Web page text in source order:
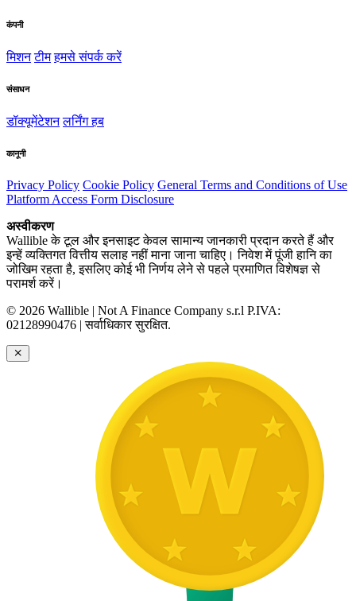
कंपनी
मिशन टीम हमसे संपर्क करें
संसाधन
डॉक्यूमेंटेशन लर्निंग हब
कानूनी
Privacy Policy Cookie Policy General Terms and Conditions of Use
Platform Access Form Disclosure
अस्वीकरण
Wallible के टूल और इनसाइट केवल सामान्य जानकारी प्रदान करते हैं और
इन्हें व्यक्तिगत वित्तीय सलाह नहीं माना जाना चाहिए। निवेश में पूंजी हानि का
जोखिम रहता है, इसलिए कोई भी निर्णय लेने से पहले प्रमाणित विशेषज्ञ से
परामर्श करें।
© 2026 Wallible | Not A Finance Company s.r.l P.IVA:
02128990476 | सर्वाधिकार सुरक्षित.